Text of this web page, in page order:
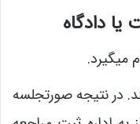
یا دادگاه
میگیرد.
در نتیجه صورتجلسه